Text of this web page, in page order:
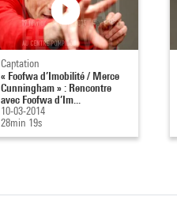
Captation
« Foofwa d’Imobilité / Merce
Cunningham » : Rencontre
avec Foofwa d’Im...
10-03-2014
28min 19s